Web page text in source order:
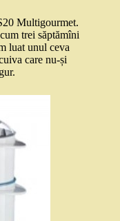
Multigourmet.
trei săptămîni
luat unul ceva
care nu-și